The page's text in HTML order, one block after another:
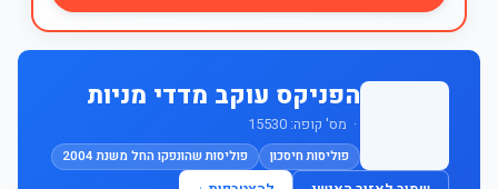
הפניקס עוקב מדדי מניות
· מס' קופה: 15530
פוליסות חיסכון פוליסות שהונפקו החל משנת 2004